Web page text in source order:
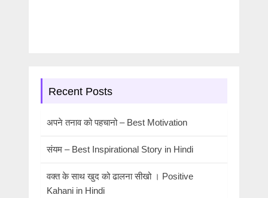
Recent Posts
अपने तनाव को पहचानो – Best Motivation
संयम – Best Inspirational Story in Hindi
वक्त के साथ खुद को ढालना सीखो । Positive
Kahani in Hindi